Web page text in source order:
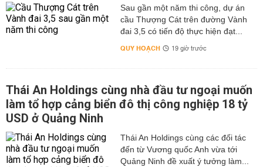
Sau gần một năm thi công, dự án
cầu Thượng Cát trên đường Vành
đai 3,5 có tiến độ thực hiện đạt...
QUY HOẠCH 19 giờ trước
Thái An Holdings cùng nhà đầu tư ngoại muốn
làm tổ hợp cảng biển đô thị công nghiệp 18 tỷ
USD ở Quảng Ninh
Thái An Holdings cùng các đối tác
đến từ Vương quốc Anh vừa tới
Quảng Ninh đề xuất ý tưởng làm...